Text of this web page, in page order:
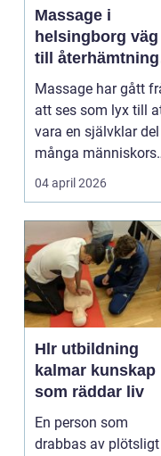
Massage i
helsingborg väg
till återhämtning
och hållbar
Massage har gått
att ses som lyx till
vara en självklar
många människors
friskvård. ...
04 april 2026
Hlr utbildning
kalmar kunskap
som räddar liv
En person som
drabbas av plötsligt